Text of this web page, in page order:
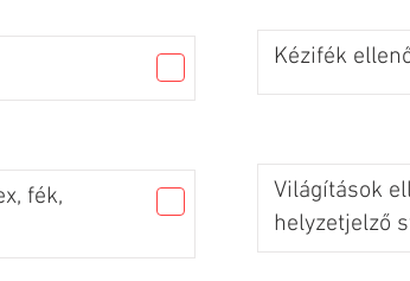
fék,
Kézifék
Világítások
helyzetjelző